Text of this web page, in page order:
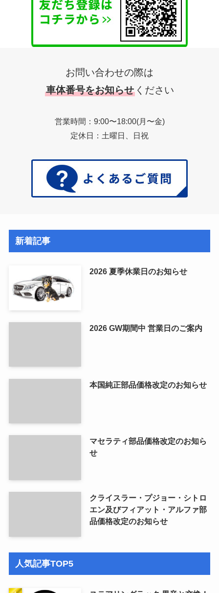
お問い合わせの際は
車体番号をお知らせ ください
営業時間：9:00〜18:00(月〜金)
定休日：土曜日、日祝
新着記事
2026 夏季休業日のお知らせ
2026 GW期間中 営業日のご案内
本国純正部品価格改定のお知らせ
マセラティ部品価格改定のお知ら
せ
クライスラー・プジョー・シトロ
エン及びフィアット・アルファ部
品価格改定のお知らせ
人気記事TOP5